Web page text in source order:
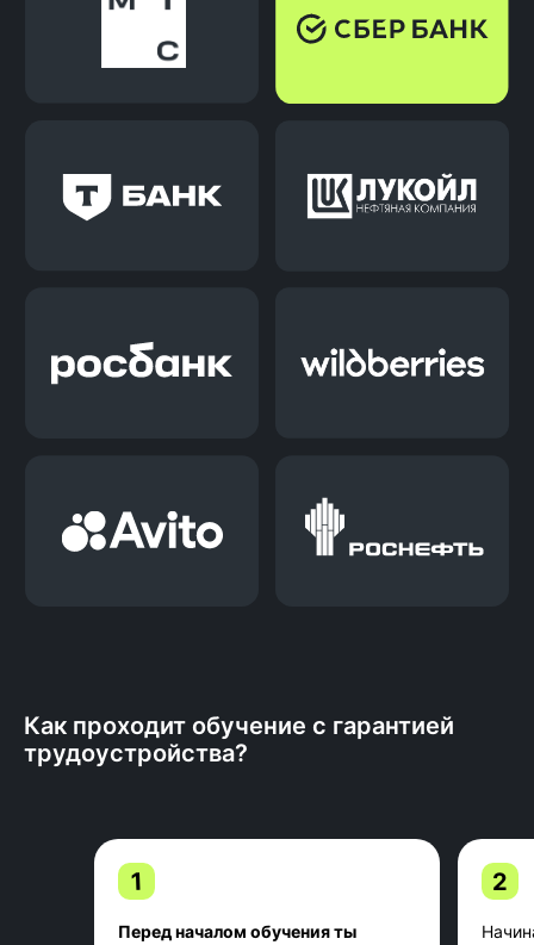
Как проходит обучение с гарантией
трудоустройства?
Перед началом обучения ты
1 2
трудоустройству и останутся на
связи после.
Наш доход зависит от твоего
трудоустройства